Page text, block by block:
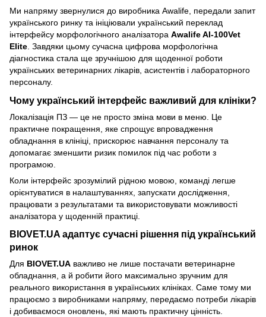
Ми напряму звернулися до виробника Awalife, передали запит
українського ринку та ініціювали український переклад
інтерфейсу морфологічного аналізатора Awalife AI-100Vet
Elite . Завдяки цьому сучасна цифрова морфологічна
діагностика стала ще зручнішою для щоденної роботи
українських ветеринарних лікарів, асистентів і лабораторного
персоналу.
Чому український інтерфейс важливий для клініки?
Локалізація ПЗ — це не просто зміна мови в меню. Це
практичне покращення, яке спрощує впровадження
обладнання в клініці, прискорює навчання персоналу та
допомагає зменшити ризик помилок під час роботи з
програмою.
Коли інтерфейс зрозумілий рідною мовою, команді легше
орієнтуватися в налаштуваннях, запускати дослідження,
працювати з результатами та використовувати можливості
аналізатора у щоденній практиці.
BIOVET.UA адаптує сучасні рішення під український
ринок
Для BIOVET.UA важливо не лише постачати ветеринарне
обладнання, а й робити його максимально зручним для
реального використання в українських клініках. Саме тому ми
працюємо з виробниками напряму, передаємо потреби лікарів
і добиваємося оновлень, які мають практичну цінність.